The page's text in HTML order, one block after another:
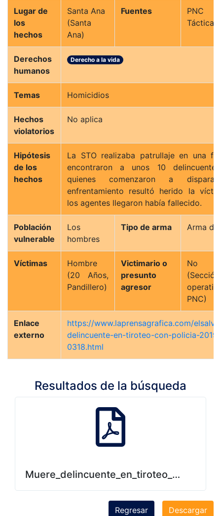
Lugar de
los
hechos
Santa Ana
(Santa
Ana)
Fuentes
PNC
Táctica
Derechos
humanos
Derecho a la vida
Temas Homicidios
Hechos
violatorios
No aplica
Hipótesis
de los
hechos
La STO realizaba patrullaje en una
encontraron a unos 10
quienes comenzaron a
enfrentamiento resultó herido la
los agentes llegaron había fallecido.
Población
vulnerable
Los
hombres
Tipo de arma Arma
Víctimas
Hombre
(20 Años,
Pandillero)
Victimario o
presunto
agresor
No
PNC)
Enlace
externo
https://www.laprensagrafica.com/
delincuente-en-tiroteo-con-policia-
0318.html
Resultados de la búsqueda
Descargar
Regresar